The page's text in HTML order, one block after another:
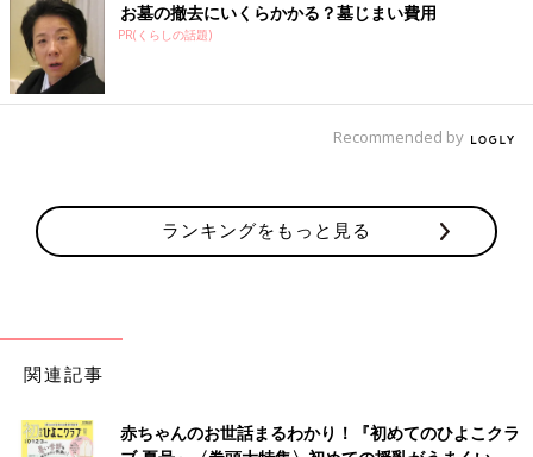
お墓の撤去にいくらかかる？墓じまい費用
PR(くらしの話題)
Recommended by
ランキングをもっと見る
関連記事
赤ちゃんのお世話まるわかり！『初めてのひよこクラ